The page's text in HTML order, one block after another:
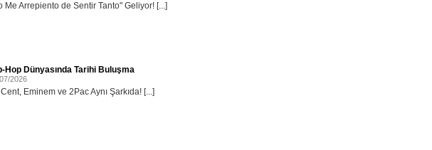
Me Arrepiento de Sentir Tanto" Geliyor! [...]
Hop Dünyasında Tarihi Buluşma
2026
Eminem ve 2Pac Aynı Şarkıda! [...]